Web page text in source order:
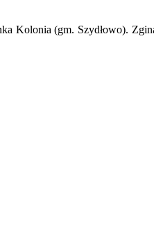
Kolonia (gm. Szydłowo).